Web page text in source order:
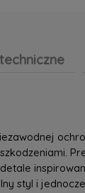
styl i